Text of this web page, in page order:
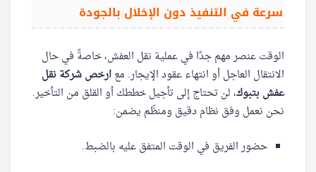
سرعة في التنفيذ دون الإخلال بالجودة
الوقت عنصر مهم جدًا في عملية نقل العفش، خاصةً في حال
الانتقال العاجل أو انتهاء عقود الإيجار. معارخص شركة نقل
عفش بتبوك، لن تحتاج إلى تأجيل خططك أو القلق من التأخير.
نحن نعمل وفق نظام دقيق ومنظّم يضمن:
حضور الفريق في الوقت المتفق عليه بالضبط.